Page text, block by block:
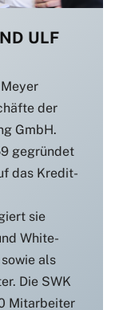
ULF
der
GmbH.
gegründet
das Kredit-
sie
White-
als
Die SWK
Mitarbeiter